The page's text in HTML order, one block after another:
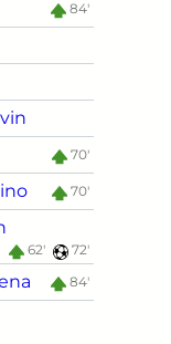
84'
70'
70'
62' 72'
84'